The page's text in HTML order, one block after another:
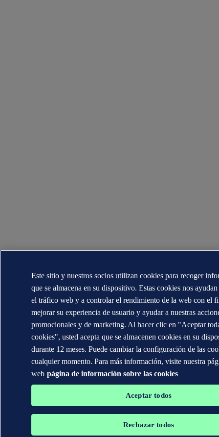
Este sitio y nuestros socios utilizan cookies para recoger
que se almacena en su dispositivo. Estas cookies nos
el tráfico web y a controlar el rendimiento de la web con el
mejorar su experiencia de usuario y ayudar a nuestras
promocionales y de marketing. Al hacer clic en "Aceptar
cookies", usted acepta que se almacenen cookies en su
durante 12 meses. Puede cambiar la configuración de las
cualquier momento. Para más información, visite nuestra
web página de información sobre las cookies
Aceptar todos
Rechazar todos